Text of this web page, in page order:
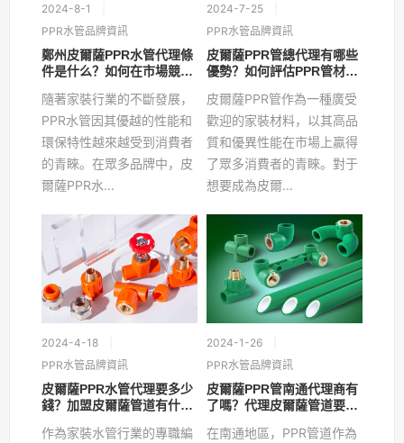
2024-8-1
PPR水管品牌資訊
鄭州皮爾薩PPR水管代理條
件是什么？如何在市場競爭
隨著家裝行業的不斷發展，
PPR水管因其優越的性能和
環保特性越來越受到消費者
的青睞。在眾多品牌中，皮
爾薩PPR水...
2024-7-25
PPR水管品牌資訊
皮爾薩PPR管總代理有哪些
優勢？如何評估PPR管材的
皮爾薩PPR管作為一種廣受
歡迎的家裝材料，以其高品
質和優異性能在市場上贏得
了眾多消費者的青睞。對于
想要成為皮爾...
2024-4-18
PPR水管品牌資訊
皮爾薩PPR水管代理要多少
錢？加盟皮爾薩管道有什么
作為家裝水管行業的專職編
2024-1-26
PPR水管品牌資訊
皮爾薩PPR管南通代理商有
了嗎？代理皮爾薩管道要多
在南通地區，PPR管道作為